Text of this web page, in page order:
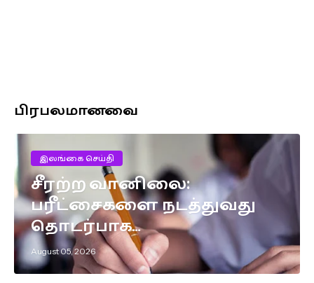
பிரபலமானவை
இலங்கை செய்தி
சீரற்ற வானிலை:
பரீட்சைகளை நடத்துவது
தொடர்பாக
எடுக்கப்பட்டுள்ள முக்கிய
தீர்மானம்!
August 05, 2026